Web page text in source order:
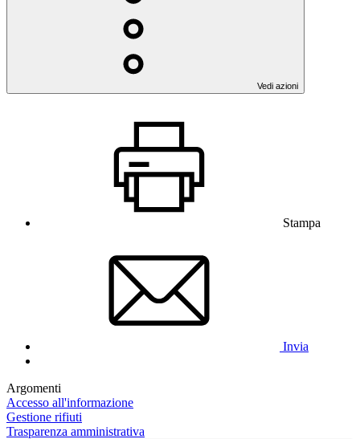
Vedi azioni
Stampa
Invia
Argomenti
Accesso all'informazione
Gestione rifiuti
Trasparenza amministrativa